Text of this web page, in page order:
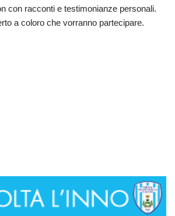
con racconti e testimonianze personali.
a coloro che vorranno partecipare.